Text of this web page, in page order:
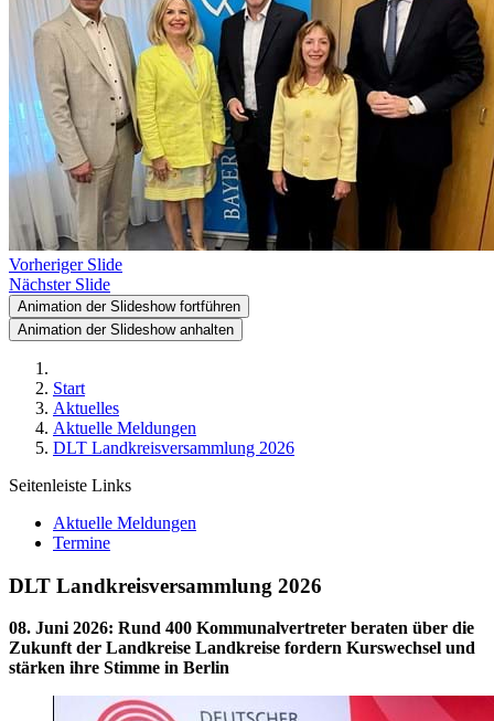
Vorheriger Slide
Nächster Slide
Animation der Slideshow fortführen
Animation der Slideshow anhalten
Start
Aktuelles
Aktuelle Meldungen
DLT Landkreisversammlung 2026
Seitenleiste Links
Aktuelle Meldungen
Termine
DLT Landkreisversammlung 2026
08. Juni 2026: Rund 400 Kommunalvertreter beraten über die
Zukunft der Landkreise Landkreise fordern Kurswechsel und
stärken ihre Stimme in Berlin